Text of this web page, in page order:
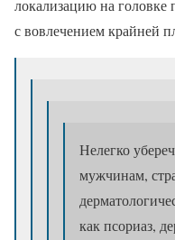
локализацию на головке
с вовлечением крайней
Нелегко
мужчинам,
как псориаз,